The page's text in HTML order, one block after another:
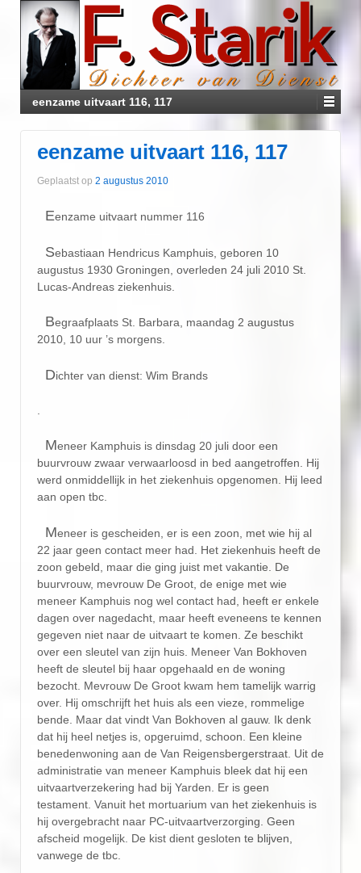
eenzame uitvaart 116, 117
eenzame uitvaart 116, 117
Geplaatst op 2 augustus 2010
Eenzame uitvaart nummer 116
Sebastiaan Hendricus Kamphuis, geboren 10
augustus 1930 Groningen, overleden 24 juli 2010 St.
Lucas-Andreas ziekenhuis.
Begraafplaats St. Barbara, maandag 2 augustus
2010, 10 uur ’s morgens.
Dichter van dienst: Wim Brands
Meneer Kamphuis is dinsdag 20 juli door een
buurvrouw zwaar verwaarloosd in bed aangetroffen. Hij
werd onmiddellijk in het ziekenhuis opgenomen. Hij leed
aan open tbc.
Meneer is gescheiden, er is een zoon, met wie hij al
22 jaar geen contact meer had. Het ziekenhuis heeft de
zoon gebeld, maar die ging juist met vakantie. De
buurvrouw, mevrouw De Groot, de enige met wie
meneer Kamphuis nog wel contact had, heeft er enkele
dagen over nagedacht, maar heeft eveneens te kennen
gegeven niet naar de uitvaart te komen. Ze beschikt
over een sleutel van zijn huis. Meneer Van Bokhoven
heeft de sleutel bij haar opgehaald en de woning
bezocht. Mevrouw De Groot kwam hem tamelijk warrig
over. Hij omschrijft het huis als een vieze, rommelige
bende. Maar dat vindt Van Bokhoven al gauw. Ik denk
dat hij heel netjes is, opgeruimd, schoon. Een kleine
benedenwoning aan de Van Reigensbergerstraat. Uit de
administratie van meneer Kamphuis bleek dat hij een
uitvaartverzekering had bij Yarden. Er is geen
testament. Vanuit het mortuarium van het ziekenhuis is
hij overgebracht naar PC-uitvaartverzorging. Geen
afscheid mogelijk. De kist dient gesloten te blijven,
vanwege de tbc.